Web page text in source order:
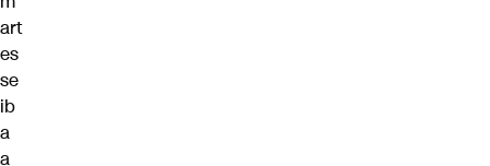
art
es
se
ib
a
a